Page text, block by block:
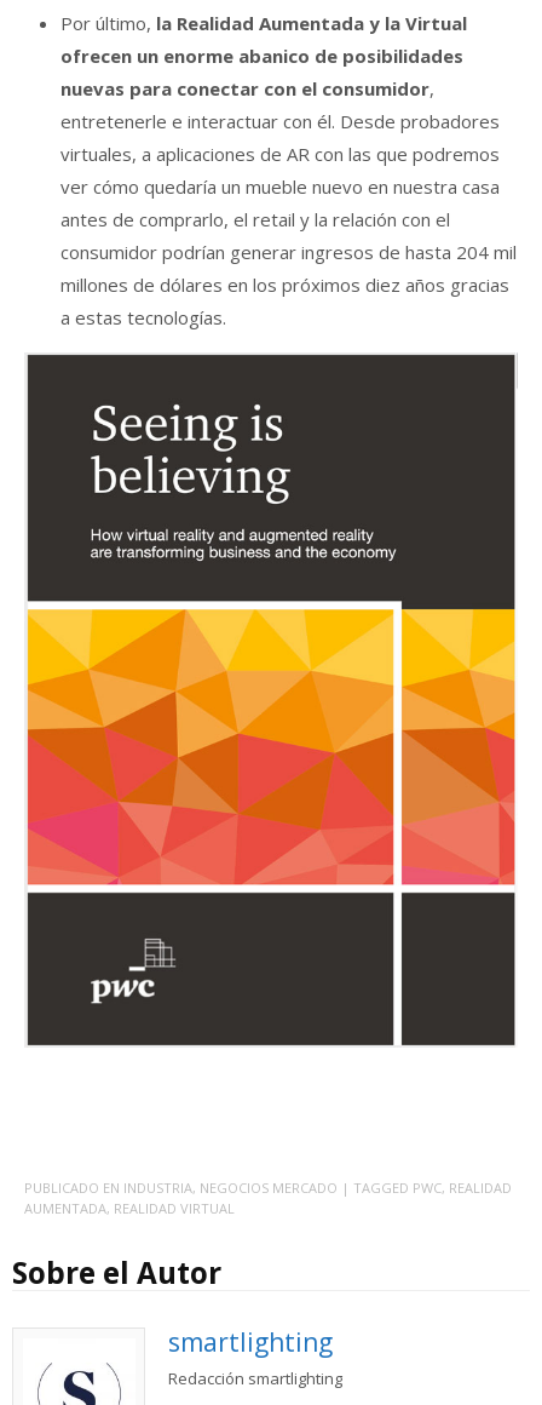
Por último, la Realidad Aumentada y la Virtual
ofrecen un enorme abanico de posibilidades
nuevas para conectar con el consumidor,
entretenerle e interactuar con él. Desde probadores
virtuales, a aplicaciones de AR con las que podremos
ver cómo quedaría un mueble nuevo en nuestra casa
antes de comprarlo, el retail y la relación con el
consumidor podrían generar ingresos de hasta 204 mil
millones de dólares en los próximos diez años gracias
a estas tecnologías.
PUBLICADO EN INDUSTRIA, NEGOCIOS MERCADO | TAGGED PWC, REALIDAD
AUMENTADA, REALIDAD VIRTUAL
Sobre el Autor
smartlighting
Redacción smartlighting